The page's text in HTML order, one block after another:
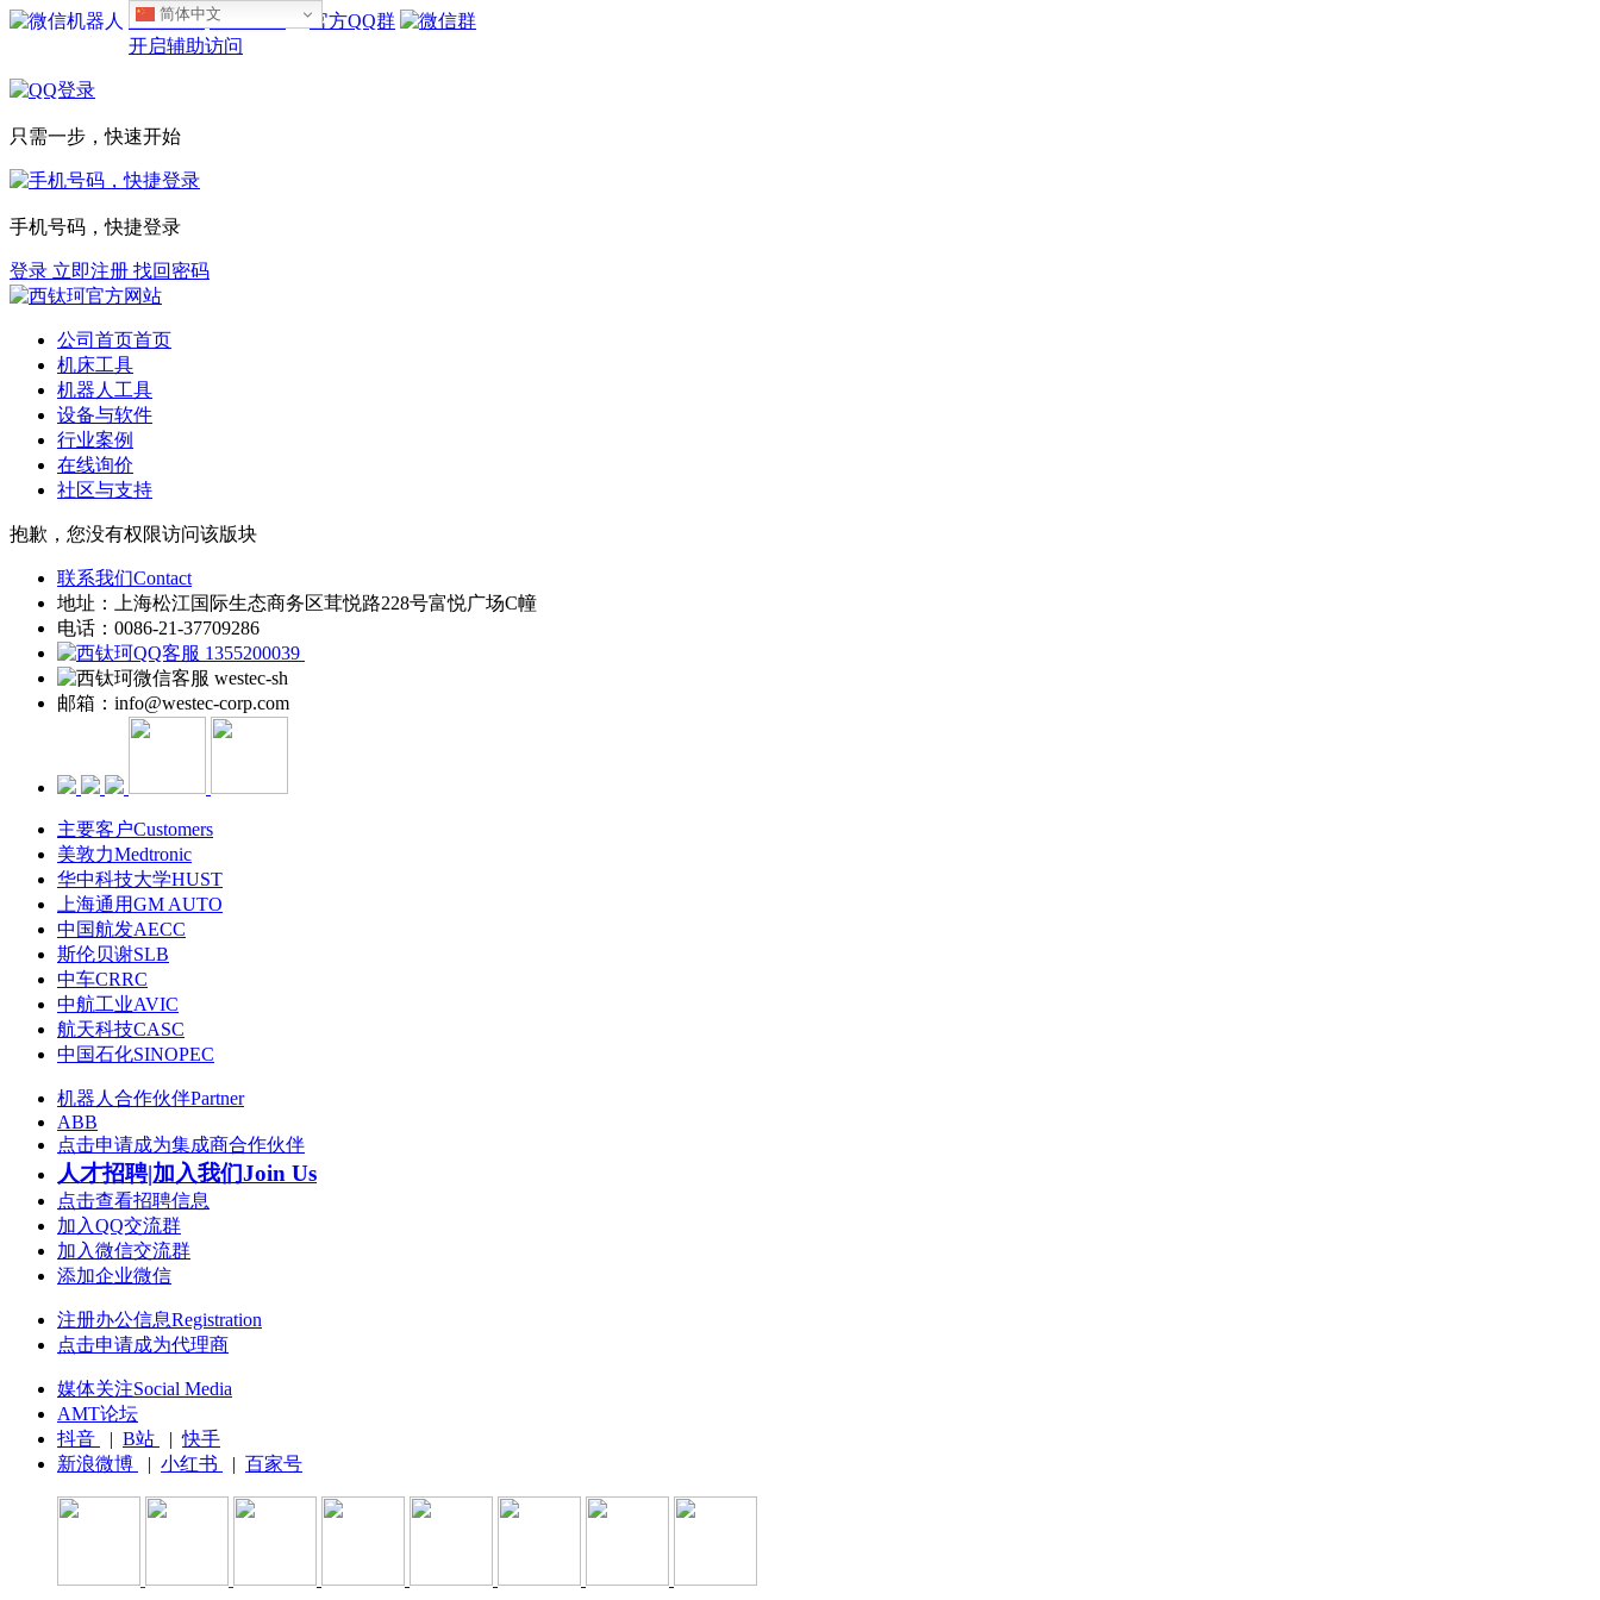
简体中文
设为首页 收藏本站
开启辅助访问
只需一步，快速开始
手机号码，快捷登录
登录 立即注册 找回密码
公司首页首页
机床工具
机器人工具
设备与软件
行业案例
在线询价
社区与支持
抱歉，您没有权限访问该版块
联系我们Contact
地址：上海松江国际生态商务区茸悦路228号富悦广场C幢
电话：0086-21-37709286
1355200039
westec-sh
邮箱：info@westec-corp.com
主要客户Customers
美敦力Medtronic
华中科技大学HUST
上海通用GM AUTO
中国航发AECC
斯伦贝谢SLB
中车CRRC
中航工业AVIC
航天科技CASC
中国石化SINOPEC
机器人合作伙伴Partner
ABB
点击申请成为集成商合作伙伴
人才招聘|加入我们Join Us
点击查看招聘信息
加入QQ交流群
加入微信交流群
添加企业微信
注册办公信息Registration
点击申请成为代理商
媒体关注Social Media
AMT论坛
抖音
| B站 |快手
新浪微博
| 小红书 | 百家号